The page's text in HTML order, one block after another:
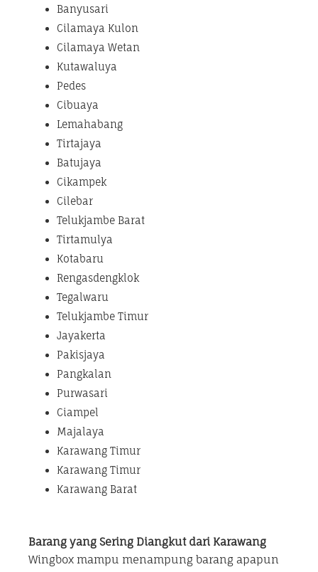
Banyusari
Cilamaya Kulon
Cilamaya Wetan
Kutawaluya
Pedes
Cibuaya
Lemahabang
Tirtajaya
Batujaya
Cikampek
Cilebar
Telukjambe Barat
Tirtamulya
Kotabaru
Rengasdengklok
Tegalwaru
Telukjambe Timur
Jayakerta
Pakisjaya
Pangkalan
Purwasari
Ciampel
Majalaya
Karawang Timur
Karawang Timur
Karawang Barat
Barang yang Sering Diangkut dari Karawang
Wingbox mampu menampung barang apapun